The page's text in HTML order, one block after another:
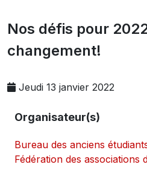
Nos défis pour
changement!
Jeudi 13 janvier 2022
Organisateur(s)
Bureau des anciens
Fédération des associations